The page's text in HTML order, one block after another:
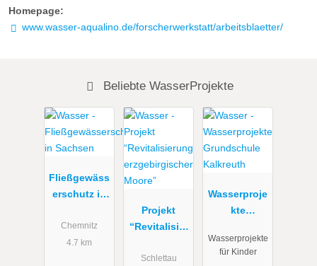
Homepage:
www.wasser-aqualino.de/forscherwerkstatt/arbeitsblaetter/
Beliebte WasserProjekte
Fließgewäss
erschutz in
Chemnitz
4.7 km
Projekt
“Revitalisier
erzgebirgisc
Schlettau
Wasserproje
kte
e Kalkreuth
Wasserprojekte
für Kinder